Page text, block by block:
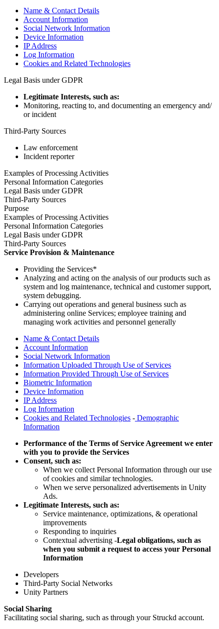
Name & Contact Details
Account Information
Social Network Information
Device Information
IP Address
Log Information
Cookies and Related Technologies
Legal Basis under GDPR
Legitimate Interests, such as:
Monitoring, reacting to, and documenting an emergency and/
or incident
Third-Party Sources
Law enforcement
Incident reporter
Examples of Processing Activities
Personal Information Categories
Legal Basis under GDPR
Third-Party Sources
Purpose
Examples of Processing Activities
Personal Information Categories
Legal Basis under GDPR
Third-Party Sources
Service Provision & Maintenance
Providing the Services*
Analyzing and acting on the analysis of our products such as
system and log maintenance, technical and customer support,
system debugging.
Carrying out operations and general business such as
administering online Services; employee training and
managing work activities and personnel generally
Name & Contact Details
Account Information
Social Network Information
Information Uploaded Through Use of Services
Information Provided Through Use of Services
Biometric Information
Device Information
IP Address
Log Information
Cookies and Related Technologies - Demographic
Information
Performance of the Terms of Service Agreement we enter
with you to provide the Services
Consent, such as:
When we collect Personal Information through our use
of cookies and similar technologies.
When we serve personalized advertisements in Unity
Ads.
Legitimate Interests, such as:
Service maintenance, optimizations, & operational
improvements
Responding to inquiries
Contextual advertising -Legal obligations, such as
when you submit a request to access your Personal
Information
Developers
Third-Party Social Networks
Unity Partners
Social Sharing
Facilitating social sharing, such as through your Struckd account.